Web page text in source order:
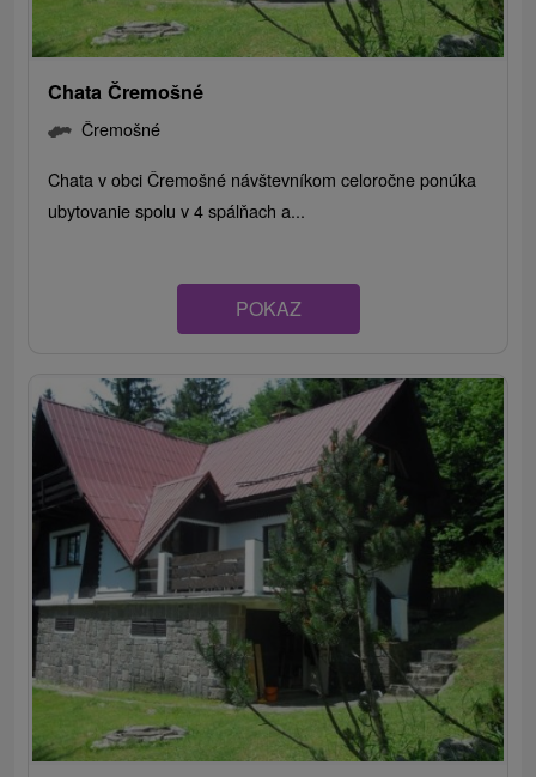
Chata Čremošné
Čremošné
Chata v obci Čremošné návštevníkom celoročne ponúka
ubytovanie spolu v 4 spálňach a...
POKAZ